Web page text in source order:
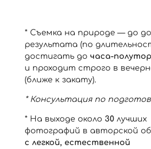
* Съемка на природе — до
результата (по
достигать до часа-
и проходит строго в
(ближе к закату).
* Консультация по
* На выходе около 30 лучших
фотографий в авторской
с легкой, естественной